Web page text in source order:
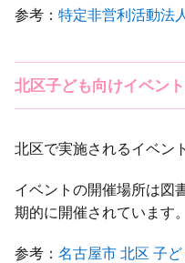
参考：特定非営利活動法
北区子ども向けイベン
北区で実施されるイベン
イベントの開催場所は図
期的に開催されています。
参考：名古屋市 北区 子